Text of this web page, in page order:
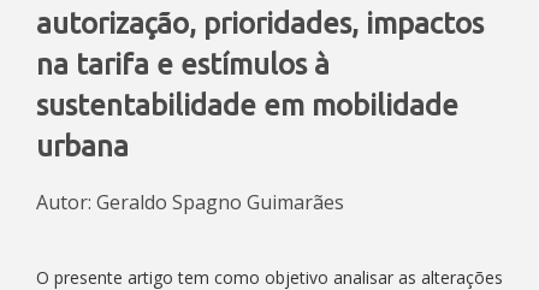
autorização, prioridades, impactos
na tarifa e estímulos à
sustentabilidade em mobilidade
urbana
Autor: Geraldo Spagno Guimarães
O presente artigo tem como objetivo analisar as alterações